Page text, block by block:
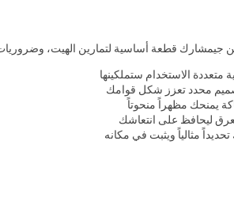
من جيمشارك قطعة أساسية لتمارين الهيت،
متعددة الاستخدام ستملكينها
محدد تعزز شكل قوامك
يمنحك مظهراً منحوتاً
ليحافظ على انتعاشك
مثالياً ويثبت في مكانه